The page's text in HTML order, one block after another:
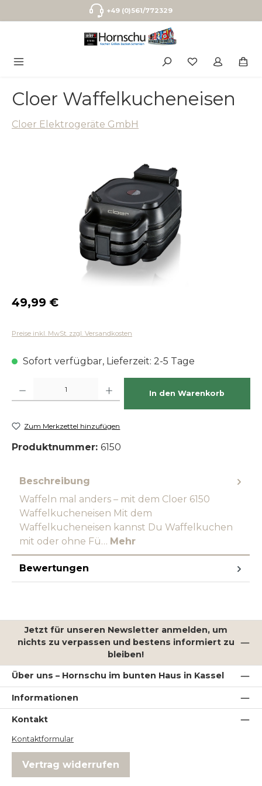
Zum Hauptinhalt springen+49 (0)561/772329
Cloer Waffelkucheneisen
Cloer Elektrogeräte GmbH
Regulärer Preis:
49,99 €
Preise inkl. MwSt. zzgl. Versandkosten
Sofort verfügbar, Lieferzeit: 2-5 Tage
In den Warenkorb
Zum Merkzettel hinzufügen
Produktnummer: 6150
Beschreibung
Waffeln mal anders – mit dem Cloer 6150
Waffelkucheneisen Mit dem
Waffelkucheneisen kannst Du Waffelkuchen
mit oder ohne Fü… Mehr
Bewertungen
Jetzt für unseren Newsletter anmelden, um
nichts zu verpassen und bestens informiert zu
bleiben!
Über uns – Hornschu im bunten Haus in Kassel
Informationen
Kontakt
Kontaktformular
Vertrag widerrufen